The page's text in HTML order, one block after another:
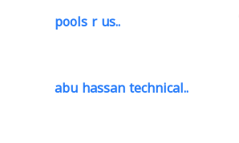
pools r us..
abu hassan technical..